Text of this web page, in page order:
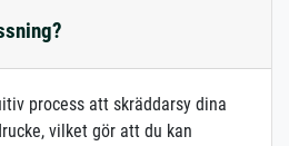
process att skräddarsy dina
vilket gör att du kan